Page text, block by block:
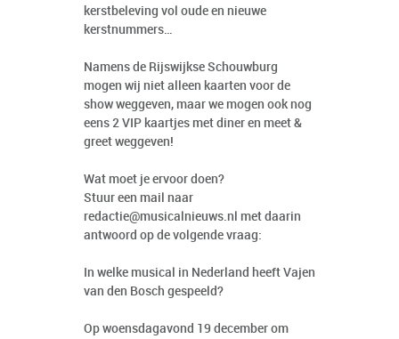
kerstbeleving vol oude en nieuwe
kerstnummers…
Namens de Rijswijkse Schouwburg
mogen wij niet alleen kaarten voor de
show weggeven, maar we mogen ook nog
eens 2 VIP kaartjes met diner en meet &
greet weggeven!
Wat moet je ervoor doen?
Stuur een mail naar
redactie@musicalnieuws.nl met daarin
antwoord op de volgende vraag:
In welke musical in Nederland heeft Vajen
van den Bosch gespeeld?
Op woensdagavond 19 december om